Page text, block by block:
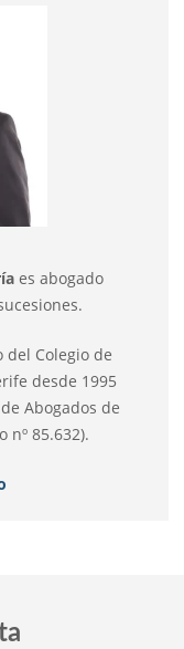
es abogado
del Colegio de
desde 1995
Abogados de
nº 85.632).